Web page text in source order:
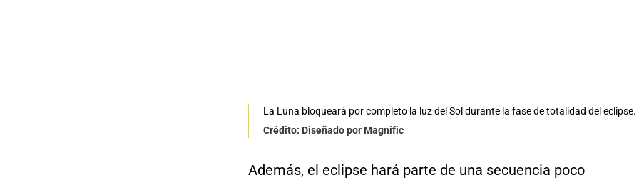
La Luna bloqueará por completo la luz del Sol durante la fase de totalidad del eclipse.
Crédito: Diseñado por Magnific
Además, el eclipse hará parte de una secuencia poco